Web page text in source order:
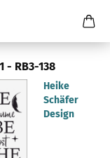
- RB3-138
Heike
Schäfer
Design